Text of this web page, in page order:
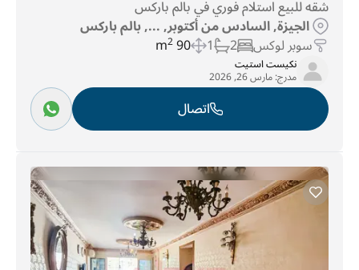
شقه للبيع استلام فوري في بالم باركس
الجيزة, السادس من أكتوبر, ..., بالم باركس
سوبر لوكس 2
1
90 m
2
نكيست استيت
مدرج:مارس 26, 2026
اتصال